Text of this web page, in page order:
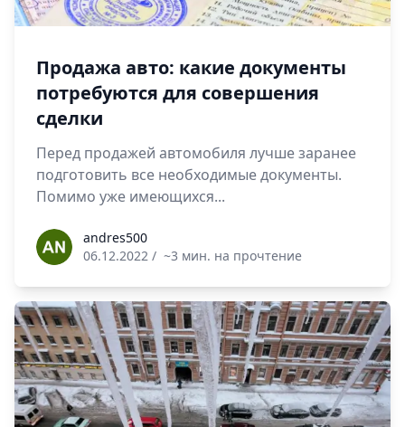
Продажа авто: какие документы
потребуются для совершения
сделки
Перед продажей автомобиля лучше заранее
подготовить все необходимые документы.
Помимо уже имеющихся...
andres500andres500
06.12.2022 / ~3 мин. на прочтение